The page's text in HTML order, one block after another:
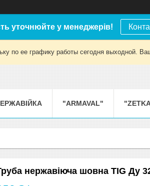
уточнюйте у менеджерів!
по ее графику работы сегодня выходной.
"ARMAVAL"
нержавіюча шовна TIG Ду